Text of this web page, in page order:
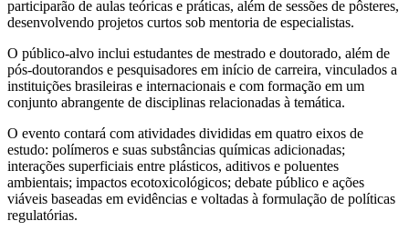
participarão de aulas teóricas e práticas, além de sessões de pôsteres,
desenvolvendo projetos curtos sob mentoria de especialistas.
O público-alvo inclui estudantes de mestrado e doutorado, além de
pós-doutorandos e pesquisadores em início de carreira, vinculados a
instituições brasileiras e internacionais e com formação em um
conjunto abrangente de disciplinas relacionadas à temática.
O evento contará com atividades divididas em quatro eixos de
estudo: polímeros e suas substâncias químicas adicionadas;
interações superficiais entre plásticos, aditivos e poluentes
ambientais; impactos ecotoxicológicos; debate público e ações
viáveis baseadas em evidências e voltadas à formulação de políticas
regulatórias.